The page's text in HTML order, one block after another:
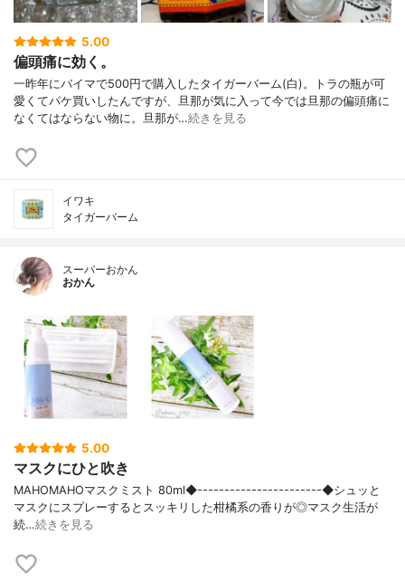
5.00
偏頭痛に効く。
一昨年にバイマで500円で購入したタイガーバーム(白)。トラの瓶が可
愛くてパケ買いしたんですが、旦那が気に入って今では旦那の偏頭痛に
なくてはならない物に。旦那が…続きを見る
イワキ
タイガーバーム
スーパーおかん
おかん
5.00
マスクにひと吹き
MAHOMAHOマスクミスト 80ml◆-----------------------◆シュッと
マスクにスプレーするとスッキリした柑橘系の香りが◎マスク生活が
続…続きを見る